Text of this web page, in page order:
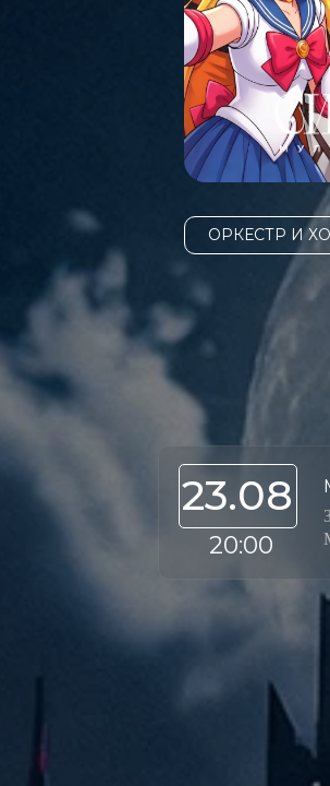
20:00
23.08
ОРКЕСТР И